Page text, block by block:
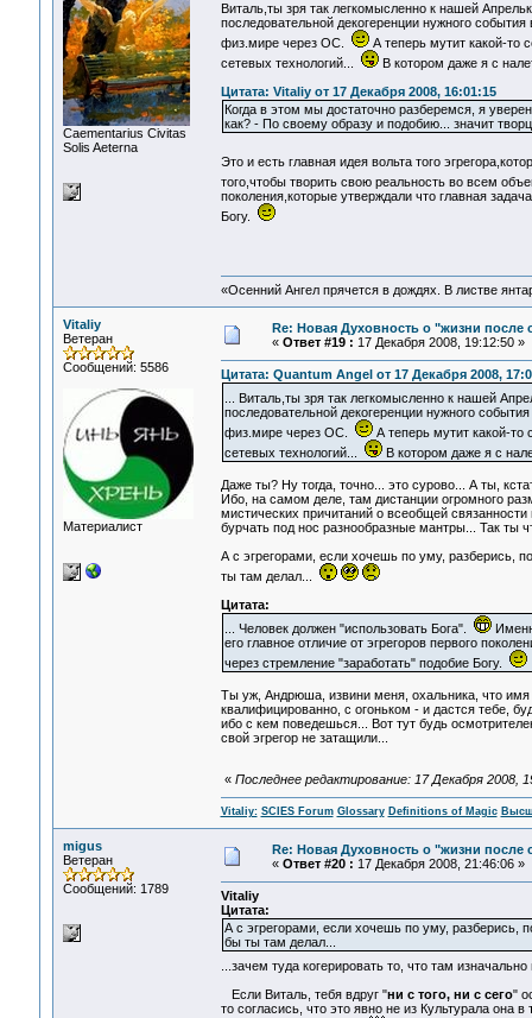
Сaementarius Civitas
Solis Aeterna
Виталь,ты зря так легкомысленно к нашей
последовательной декогеренции нужного события
физ.мире через ОС.
А теперь мутит какой-то
сетевых технологий...
В котором даже я с
Цитата: Vitaliy от 17 Декабря 2008, 16:01:15
Когда в этом мы достаточно разберемся, я
как? - По своему образу и подобию... значит
Это и есть главная идея вольта того
того,чтобы творить свою реальность во всем
поколения,которые утверждали что главная
Богу.
«Осенний Ангел прячется в дождях. В листве
Vitaliy
Ветеран
Сообщений: 5586
Материалист
Re: Новая Духовность о "жизни после
« Ответ #19 : 17 Декабря 2008, 19:12:50 »
Цитата: Quantum Angel от 17 Декабря 2008,
... Виталь,ты зря так легкомысленно к нашей
последовательной декогеренции нужного события
физ.мире через ОС.
А теперь мутит какой-то
сетевых технологий...
В котором даже я с
Даже ты? Ну тогда, точно... это сурово... А ты,
Ибо, на самом деле, там дистанции огромного
мистических причитаний о всеобщей
бурчать под нос разнообразные мантры... Так ты
А с эгрегорами, если хочешь по уму, разберись,
ты там делал...
Цитата:
... Человек должен "использовать Бога".
его главное отличие от эгрегоров первого
через стремление "заработать" подобие Богу.
Ты уж, Андрюша, извини меня, охальника, что имя
квалифицированно, с огоньком - и дастся тебе,
ибо с кем поведешься... Вот тут будь
свой эгрегор не затащили...
« Последнее редактирование: 17 Декабря 2008,
Vitaliy: SCIES Forum Glossary Definitions of Magic
migus
Ветеран
Сообщений: 1789
Re: Новая Духовность о "жизни после
« Ответ #20 : 17 Декабря 2008, 21:46:06 »
Vitaliy
Цитата:
А с эгрегорами, если хочешь по уму, разберись,
бы ты там делал...
...зачем туда когерировать то, что там
Если Виталь, тебя вдруг "ни с того, ни с сего"
то согласись, что это явно не из Культурала она в